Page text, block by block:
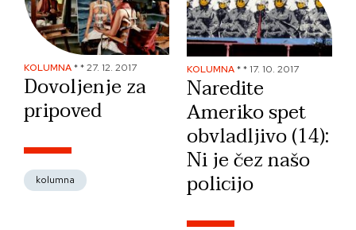
KOLUMNA**27. 12. 2017
Dovoljenje za
pripoved
kolumna
KOLUMNA** 17. 10. 2017
Naredite
Ameriko spet
obvladljivo (14):
Ni je čez našo
policijo